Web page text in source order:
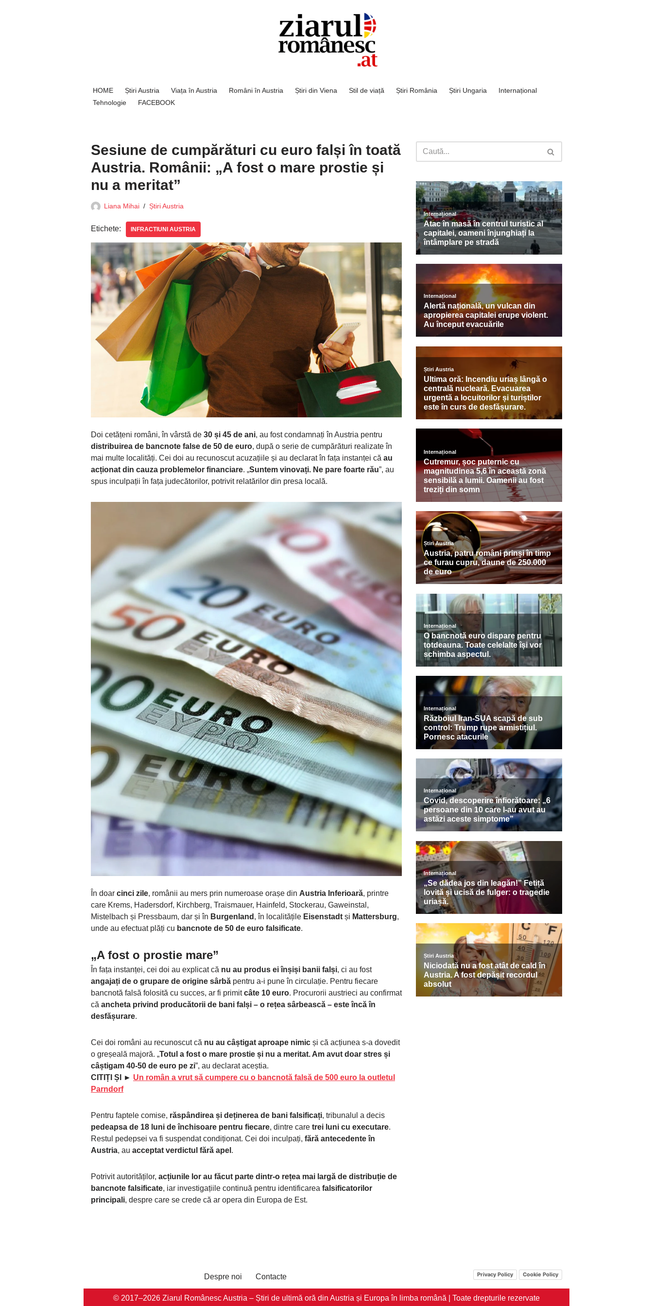
HOME Știri Austria Viața în Austria Români în Austria Știri din Viena Stil de viață Știri România Știri Ungaria
Internațional
Tehnologie
FACEBOOK
Sesiune de cumpărături cu euro falși în toată
Austria. Românii: „A fost o mare prostie și
nu a meritat”
Liana Mihai Știri Austria
Etichete: INFRACTIUNI AUSTRIA
Doi cetățeni români, în vârstă de 30 și 45 de ani, au fost condamnați în Austria pentru
distribuirea de bancnote false de 50 de euro, după o serie de cumpărături realizate în
mai multe localități. Cei doi au recunoscut acuzațiile și au declarat în fața instanței că au
acționat din cauza problemelor financiare. „Suntem vinovați. Ne pare foarte rău”, au
spus inculpații în fața judecătorilor, potrivit relatărilor din presa locală.
În doar cinci zile, românii au mers prin numeroase orașe din Austria Inferioară, printre
care Krems, Hadersdorf, Kirchberg, Traismauer, Hainfeld, Stockerau, Gaweinstal,
Mistelbach și Pressbaum, dar și în Burgenland , în localitățile Eisenstadt și Mattersburg,
unde au efectuat plăți cu bancnote de 50 de euro falsificate.
„A fost o prostie mare”
În fața instanței, cei doi au explicat că nu au produs ei înșiși banii falși, ci au fost
angajați de o grupare de origine sârbă pentru a-i pune în circulație. Pentru fiecare
bancnotă falsă folosită cu succes, ar fi primitcâte 10 euro. Procurorii austrieci au confirmat
că ancheta privind producătorii de bani falși – o rețea sârbească – este încă în
desfășurare.
Cei doi români au recunoscut că nu au câștigat aproape nimic și că acțiunea s-a dovedit
o greșeală majoră. „Totul a fost o mare prostie și nu a meritat. Am avut doar stres și
câștigam 40-50 de euro pe zi”, au declarat aceștia.
CITIȚI ȘI ► Un român a vrut să cumpere cu o bancnotă falsă de 500 euro la outletul
Parndorf
Pentru faptele comise, răspândirea și deținerea de bani falsificați, tribunalul a decis
pedeapsa de 18 luni de închisoare pentru fiecare, dintre care trei luni cu executare.
Restul pedepsei va fi suspendat condiționat. Cei doi inculpați, fără antecedente în
Austria, au acceptat verdictul fără apel .
Potrivit autorităților, acțiunile lor au făcut parte dintr-o rețea mai largă de distribuție de
bancnote falsificate, iar investigațiile continuă pentru identificarea falsificatorilor
principali, despre care se crede că ar opera din Europa de Est.
Despre noi Contacte Privacy Policy Cookie Policy
© 2017–2026 Ziarul Românesc Austria – Știri de ultimă oră din Austria și Europa în limba română | Toate drepturile rezervate